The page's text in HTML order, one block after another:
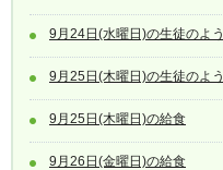
9月24日(水曜日)の生徒のよ
9月25日(木曜日)の生徒のよ
9月25日(木曜日)の給食
9月26日(金曜日)の給食